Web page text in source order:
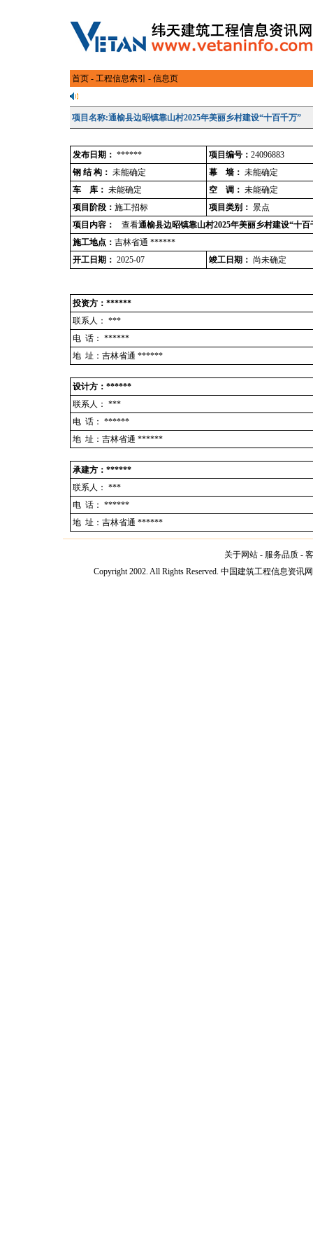
首页 - 工程信息索引 - 信息页
项目名称:通榆县边昭镇靠山村2025年美丽乡村建设“十百千万”
发布日期： ****** 项目编号： 24096883
钢 结 构： 未能确定 幕 墙： 未能确定
车 库： 未能确定 空 调： 未能确定
项目阶段： 施工招标 项目类别： 景点
项目内容：
查看通榆县边昭镇靠山村2025年美丽乡村建设“十百
施工地点： 吉林省通 ******
开工日期： 2025-07 竣工日期： 尚未确定
投资方：******
联系人： ***
电 话： ******
地 址：吉林省通 ******
设计方：******
联系人： ***
电 话： ******
地 址：吉林省通 ******
承建方：******
联系人： ***
电 话： ******
地 址：吉林省通 ******
关于网站 - 服务品质 -
Copyright 2002. All Rights Reserved. 中国建筑工程信息资讯